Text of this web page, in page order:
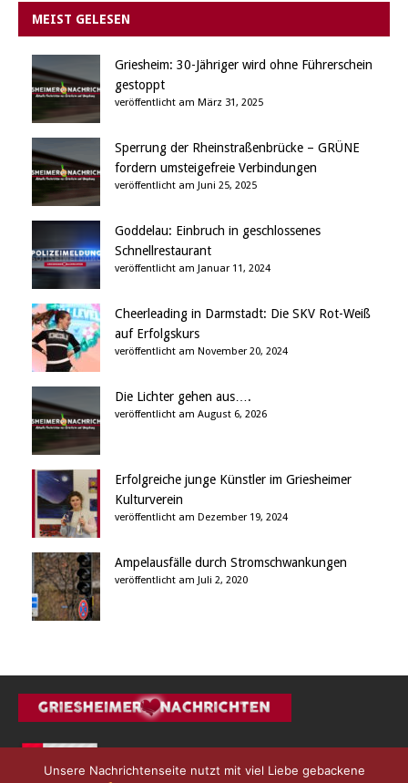
MEIST GELESEN
Griesheim: 30-Jähriger wird ohne Führerschein
gestoppt
veröffentlicht am März 31, 2025
Sperrung der Rheinstraßenbrücke – GRÜNE
fordern umsteigefreie Verbindungen
veröffentlicht am Juni 25, 2025
Goddelau: Einbruch in geschlossenes
Schnellrestaurant
veröffentlicht am Januar 11, 2024
Cheerleading in Darmstadt: Die SKV Rot-Weiß
auf Erfolgskurs
veröffentlicht am November 20, 2024
Die Lichter gehen aus….
veröffentlicht am August 6, 2026
Erfolgreiche junge Künstler im Griesheimer
Kulturverein
veröffentlicht am Dezember 19, 2024
Ampelausfälle durch Stromschwankungen
veröffentlicht am Juli 2, 2020
Unsere Nachrichtenseite nutzt mit viel Liebe gebackene